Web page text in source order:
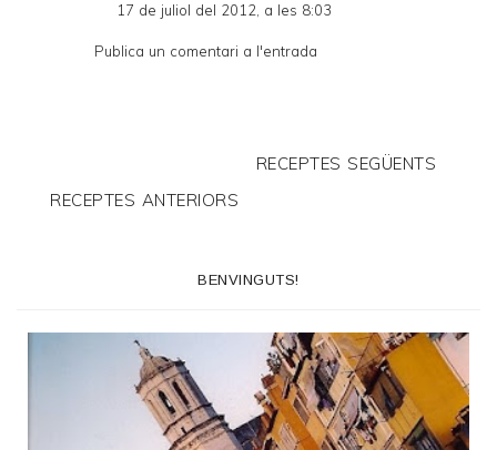
17 de juliol del 2012, a les 8:03
Publica un comentari a l'entrada
RECEPTES SEGÜENTS
RECEPTES ANTERIORS
BENVINGUTS!